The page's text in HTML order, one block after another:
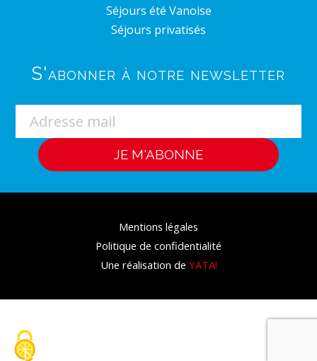
Séjours été Vanoise
Séjours privatisés
S'abonner à notre newsletter
Mentions légales
Politique de confidentialité
Une réalisation de YATA!